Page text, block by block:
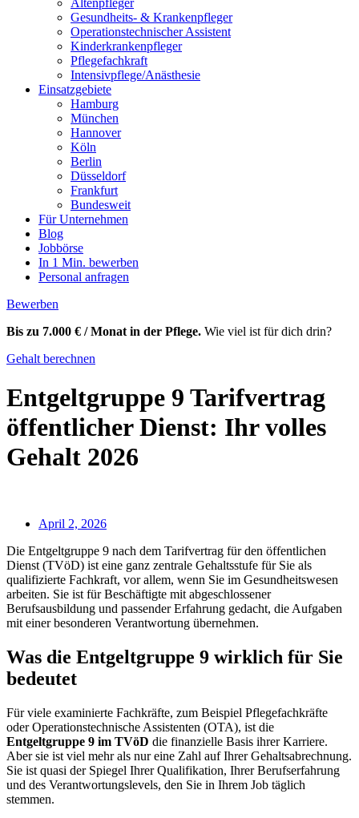
Altenpfleger
Gesundheits- & Krankenpfleger
Operationstechnischer Assistent
Kinderkrankenpfleger
Pflegefachkraft
Intensivpflege/Anästhesie
Einsatzgebiete
Hamburg
München
Hannover
Köln
Berlin
Düsseldorf
Frankfurt
Bundesweit
Für Unternehmen
Blog
Jobbörse
In 1 Min. bewerben
Personal anfragen
Bewerben
Bis zu 7.000 € / Monat in der Pflege. Wie viel ist für dich drin?
Gehalt berechnen
Entgeltgruppe 9 Tarifvertrag
öffentlicher Dienst: Ihr volles
Gehalt 2026
April 2, 2026
Die Entgeltgruppe 9 nach dem Tarifvertrag für den öffentlichen
Dienst (TVöD) ist eine ganz zentrale Gehaltsstufe für Sie als
qualifizierte Fachkraft, vor allem, wenn Sie im Gesundheitswesen
arbeiten. Sie ist für Beschäftigte mit abgeschlossener
Berufsausbildung und passender Erfahrung gedacht, die Aufgaben
mit einer besonderen Verantwortung übernehmen.
Was die Entgeltgruppe 9 wirklich für Sie
bedeutet
Für viele examinierte Fachkräfte, zum Beispiel Pflegefachkräfte
oder Operationstechnische Assistenten (OTA), ist die
Entgeltgruppe 9 im TVöD die finanzielle Basis ihrer Karriere.
Aber sie ist viel mehr als nur eine Zahl auf Ihrer Gehaltsabrechnung.
Sie ist quasi der Spiegel Ihrer Qualifikation, Ihrer Berufserfahrung
und des Verantwortungslevels, den Sie in Ihrem Job täglich
stemmen.